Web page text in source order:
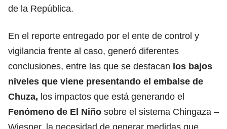
de la República.
En el reporte entregado por el ente de control y
vigilancia frente al caso, generó diferentes
conclusiones, entre las que se destacan los bajos
niveles que viene presentando el embalse de
Chuza, los impactos que está generando el
Fenómeno de El Niño sobre el sistema Chingaza –
Wiesner, la necesidad de generar medidas que